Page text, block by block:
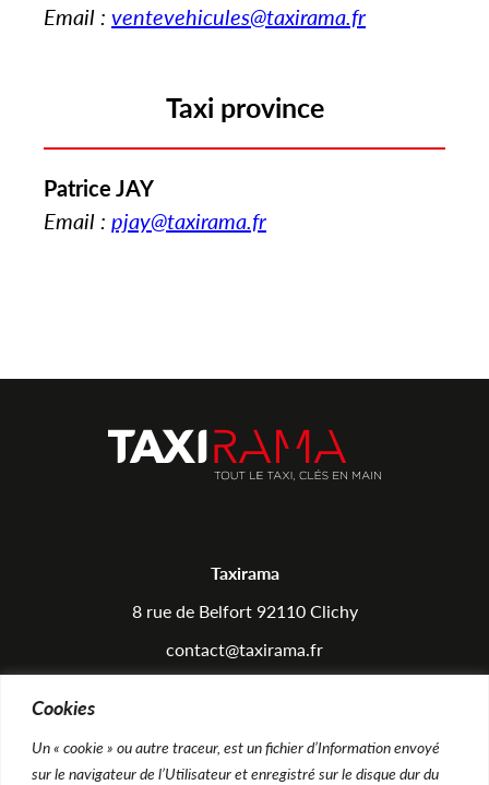
Cookies
Un « cookie » ou autre traceur, est un fichier d’Information envoyé
sur le navigateur de l’Utilisateur et enregistré sur le disque dur du
Email : ventevehicules@taxirama.fr
Taxi province
Patrice JAY
Email : pjay@taxirama.fr
Taxirama
8 rue de Belfort 92110 Clichy
contact@taxirama.fr
Équipements